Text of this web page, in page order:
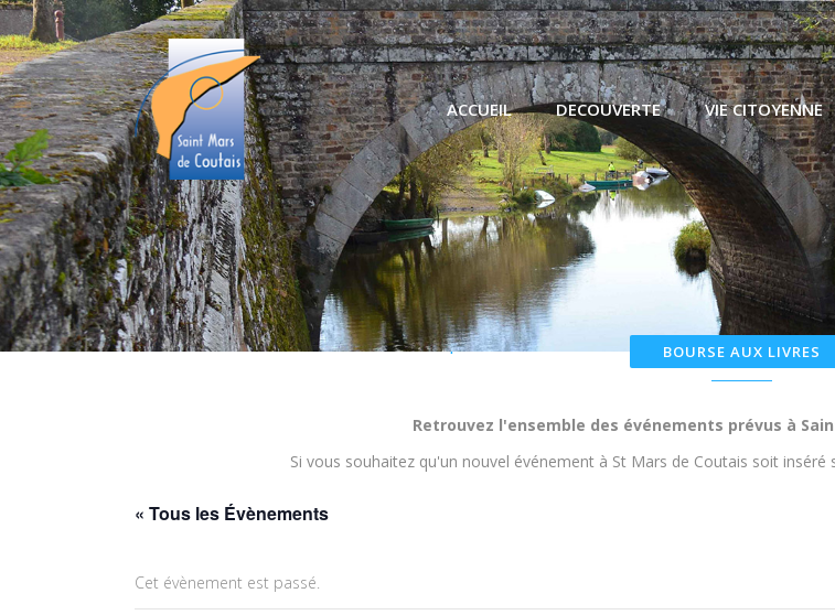
ACCUEIL DECOUVERTE VIE CITOYENNE
BOURSE AUX LIVRES
Nos prochains événements à
Retrouvez l'ensemble des événements prévus à
Si vous souhaitez qu'un nouvel événement à St Mars de Coutais soit
« Tous les Évènements
Cet évènement est passé.